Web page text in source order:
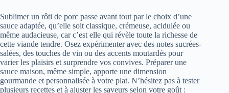
Sublimer un rôti de porc passe avant tout par le choix d’une
sauce adaptée, qu’elle soit classique, crémeuse, acidulée ou
même audacieuse, car c’est elle qui révèle toute la richesse de
cette viande tendre. Osez expérimenter avec des notes sucrées-
salées, des touches de vin ou des accents moutardés pour
varier les plaisirs et surprendre vos convives. Préparer une
sauce maison, même simple, apporte une dimension
gourmande et personnalisée à votre plat. N’hésitez pas à tester
plusieurs recettes et à ajuster les saveurs selon votre goût :